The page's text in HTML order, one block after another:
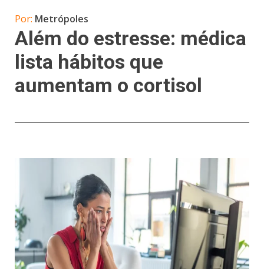
Por: Metrópoles
Além do estresse: médica
lista hábitos que
aumentam o cortisol